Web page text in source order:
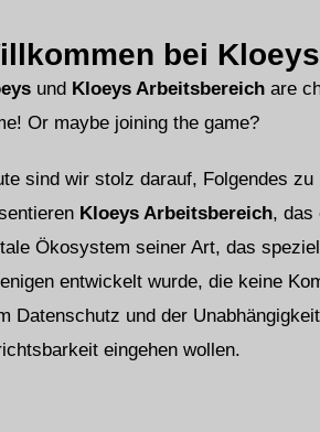
bei
und Kloeys Arbeitsbereich are
Or maybe joining the game?
sind wir stolz darauf, Folgendes zu
Kloeys Arbeitsbereich, das
Ökosystem seiner Art, das
entwickelt wurde, die keine
Datenschutz und der
eingehen wollen.
Русский
العربية
简体中文
हिन्दी